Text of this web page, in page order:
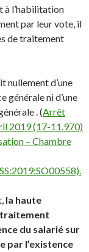
à l’habilitation
par leur vote, il
de traitement
nullement d’une
générale ni d’une
. (Arrêt
2019 (17-11.970)
– Chambre
la haute
du salarié sur
par l’existence